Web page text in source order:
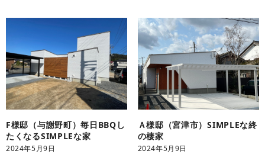
F様邸（与謝野町）毎日BBQし
たくなるSIMPLEな家
2024年5月9日
Ａ様邸（宮津市）SIMPLEな終
の棲家
2024年5月9日